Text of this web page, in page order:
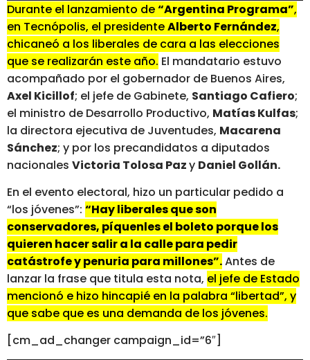
Durante el lanzamiento de“Argentina Programa”,
en Tecnópolis, el presidenteAlberto Fernández,
chicaneó a los liberales de cara a las elecciones
que se realizarán este año. El mandatario estuvo
acompañado por el gobernador de Buenos Aires,
Axel Kicillof; el jefe de Gabinete, Santiago Cafiero;
el ministro de Desarrollo Productivo, Matías Kulfas;
la directora ejecutiva de Juventudes, Macarena
Sánchez; y por los precandidatos a diputados
nacionales Victoria Tolosa Pazy Daniel Gollán.
En el evento electoral, hizo un particular pedido a
“los jóvenes”: “Hay liberales que son
conservadores, píquenles el boleto porque los
quieren hacer salir a la calle para pedir
catástrofe y penuria para millones”.Antes de
lanzar la frase que titula esta nota, el jefe de Estado
mencionó e hizo hincapié en la palabra “libertad”, y
que sabe que es una demanda de los jóvenes.
[cm_ad_changer campaign_id=”6″]